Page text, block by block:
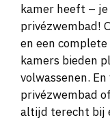
kamer heeft –
privézwembad!
en een
kamers bieden
volwassenen.
privézwembad
altijd terecht bij